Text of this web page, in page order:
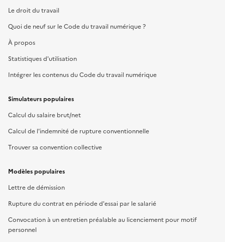
Le droit du travail
Quoi de neuf sur le Code du travail numérique ?
À propos
Statistiques d'utilisation
Intégrer les contenus du Code du travail numérique
Simulateurs populaires
Calcul du salaire brut/net
Calcul de l'indemnité de rupture conventionnelle
Trouver sa convention collective
Modèles populaires
Lettre de démission
Rupture du contrat en période d'essai par le salarié
Convocation à un entretien préalable au licenciement pour motif
personnel